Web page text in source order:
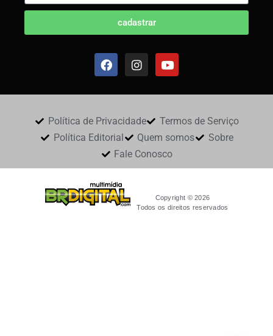
cadastrar
Política de Privacidade
Termos de Serviço
Política Editorial
Quem somos
Sobre
Fale Conosco
Copyright © 2026
Todos os direitos reservados